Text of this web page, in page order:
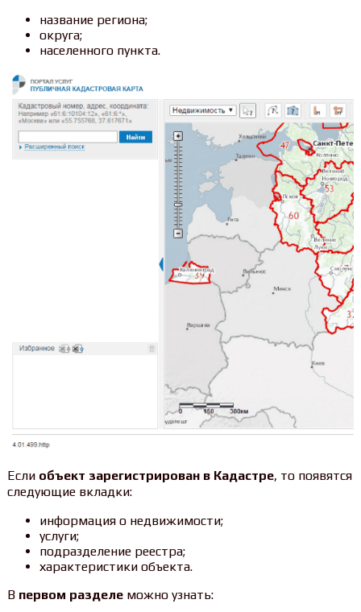
название региона;
округа;
населенного пункта.
Если объект зарегистрирован в Кадастре, то появятся
следующие вкладки:
информация о недвижимости;
услуги;
подразделение реестра;
характеристики объекта.
В первом разделеможно узнать: